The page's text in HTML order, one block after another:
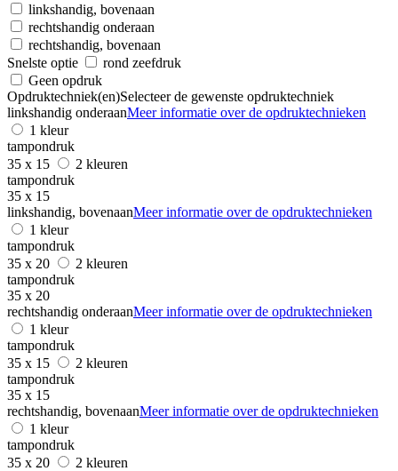
linkshandig, bovenaan
rechtshandig onderaan
rechtshandig, bovenaan
Snelste optie
rond zeefdruk
Geen opdruk
Opdruktechniek(en)Selecteer de gewenste opdruktechniek
linkshandig onderaanMeer informatie over de opdruktechnieken
1 kleur
tampondruk
35 x 15
2 kleuren
tampondruk
35 x 15
linkshandig, bovenaanMeer informatie over de opdruktechnieken
1 kleur
tampondruk
35 x 20
2 kleuren
tampondruk
35 x 20
rechtshandig onderaanMeer informatie over de opdruktechnieken
1 kleur
tampondruk
35 x 15
2 kleuren
tampondruk
35 x 15
rechtshandig, bovenaanMeer informatie over de opdruktechnieken
1 kleur
tampondruk
35 x 20
2 kleuren